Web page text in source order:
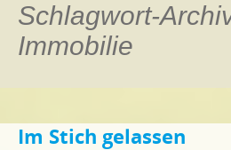
Schlagwort-
Immobilie
Im Stich gelassen